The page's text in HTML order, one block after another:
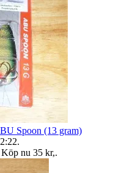
Spoon (13 gram)
.
nu 35 kr,.